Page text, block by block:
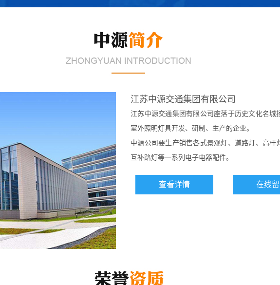
江苏中源交通集团有限公司
江苏中源交通集团有限公司座落于历史文化名
室外照明灯具开发、研制、生产的企业。
中源公司要生产销售各式景观灯、道路灯、高
互补路灯等一系列电子电器配件。
查看详情 在线